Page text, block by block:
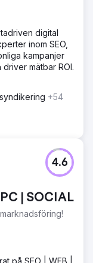
digital
inom SEO,
kampanjer
mätbar ROI.
+54
| SOCIAL
4.6
på SEO | WEB |